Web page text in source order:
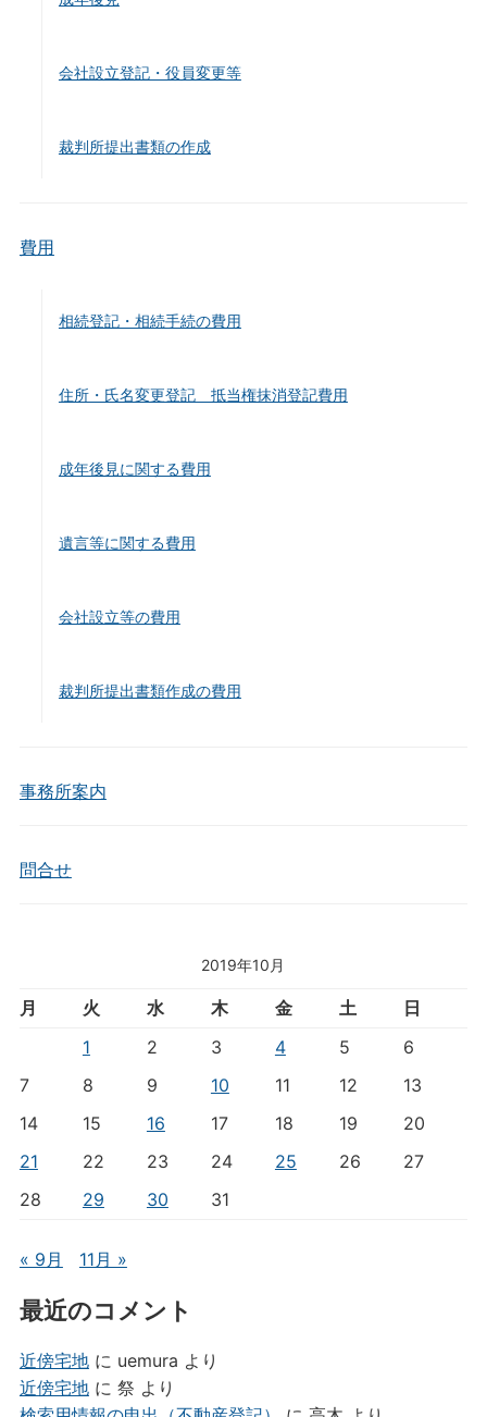
会社設立登記・役員変更等
裁判所提出書類の作成
費用
相続登記・相続手続の費用
住所・氏名変更登記 抵当権抹消登記費用
成年後見に関する費用
遺言等に関する費用
会社設立等の費用
裁判所提出書類作成の費用
事務所案内
問合せ
2019年10月
月 火 水 木 金 土
日
1
2 3 4 5
6
7
8 9 10 11 12
13
14
15 16 17 18 19
20
21
22 23 24 25 26
27
28
29 30 31
« 9月 11月 »
最近のコメント
近傍宅地に uemura より
近傍宅地に 祭 より